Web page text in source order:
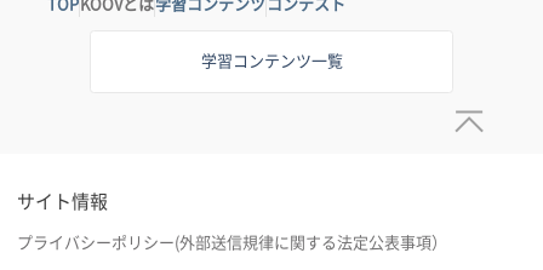
TOP KOOVとは学習コンテンツ コンテスト
学習コンテンツ一覧
サイト情報
プライバシーポリシー(外部送信規律に関する法定公表事項）